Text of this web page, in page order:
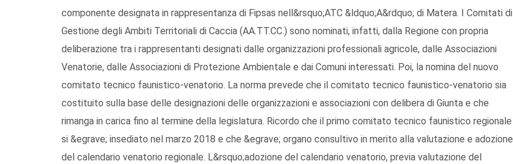
componente designata in rappresentanza di Fipsas nell&rsquo;ATC &ldquo;A&rdquo; di Matera. I Comitati di
Gestione degli Ambiti Territoriali di Caccia (AA.TT.CC.) sono nominati, infatti, dalla Regione con propria
deliberazione tra i rappresentanti designati dalle organizzazioni professionali agricole, dalle Associazioni
Venatorie, dalle Associazioni di Protezione Ambientale e dai Comuni interessati. Poi, la nomina del nuovo
comitato tecnico faunistico-venatorio. La norma prevede che il comitato tecnico faunistico-venatorio sia
costituito sulla base delle designazioni delle organizzazioni e associazioni con delibera di Giunta e che
rimanga in carica fino al termine della legislatura. Ricordo che il primo comitato tecnico faunistico regionale
si &egrave; insediato nel marzo 2018 e che &egrave; organo consultivo in merito alla valutazione e adozione
del calendario venatorio regionale. L&rsquo;adozione del calendario venatorio, previa valutazione del